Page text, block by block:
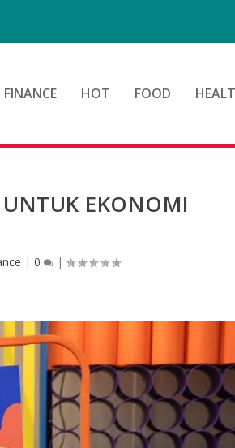
FINANCE HOT FOOD
EKONOMI
|0 |